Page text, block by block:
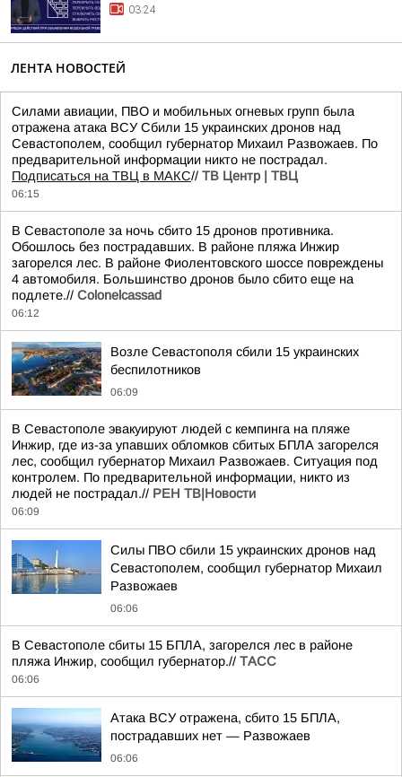
03:24
ЛЕНТА НОВОСТЕЙ
Силами авиации, ПВО и мобильных огневых групп была
отражена атака ВСУ Сбили 15 украинских дронов над
Севастополем, сообщил губернатор Михаил Развожаев. По
предварительной информации никто не пострадал.
Подписаться на ТВЦ в МАКС// ТВ Центр | ТВЦ
06:15
В Севастополе за ночь сбито 15 дронов противника.
Обошлось без пострадавших. В районе пляжа Инжир
загорелся лес. В районе Фиолентовского шоссе повреждены
4 автомобиля. Большинство дронов было сбито еще на
подлете.// Colonelcassad
06:12
Возле Севастополя сбили 15 украинских
беспилотников
06:09
В Севастополе эвакуируют людей с кемпинга на пляже
Инжир, где из-за упавших обломков сбитых БПЛА загорелся
лес, сообщил губернатор Михаил Развожаев. Ситуация под
контролем. По предварительной информации, никто из
людей не пострадал.// РЕН ТВ|Новости
06:09
Силы ПВО сбили 15 украинских дронов над
Севастополем, сообщил губернатор Михаил
Развожаев
06:06
В Севастополе сбиты 15 БПЛА, загорелся лес в районе
пляжа Инжир, сообщил губернатор.// ТАСС
06:06
Атака ВСУ отражена, сбито 15 БПЛА,
пострадавших нет — Развожаев
06:06